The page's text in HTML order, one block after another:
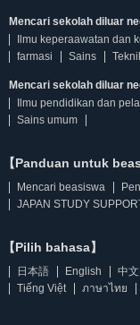
Mencari sekolah diluar
Ilmu keperaawatan dan
farmasi
Sains
Mencari sekolah diluar
Ilmu pendidikan dan
Sains umum
【Panduan untuk
Mencari beasiswa
JAPAN STUDY
【Pilih bahasa】
日本語 English 中文
Tiếng Việt
ภาษาไทย